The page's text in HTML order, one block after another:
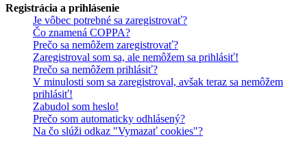
Registrácia a prihlásenie
Je vôbec potrebné sa zaregistrovať?
Čo znamená COPPA?
Prečo sa nemôžem zaregistrovať?
Zaregistroval som sa, ale nemôžem sa prihlásiť!
Prečo sa nemôžem prihlásiť?
V minulosti som sa zaregistroval, avšak teraz sa nemôžem
prihlásiť!
Zabudol som heslo!
Prečo som automaticky odhlásený?
Na čo slúži odkaz "Vymazať cookies"?